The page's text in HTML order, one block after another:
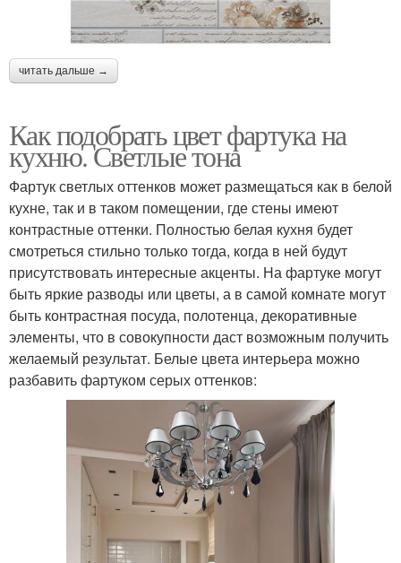
читать дальше →
Как подобрать цвет фартука на
кухню. Светлые тона
Фартук светлых оттенков может размещаться как в белой
кухне, так и в таком помещении, где стены имеют
контрастные оттенки. Полностью белая кухня будет
смотреться стильно только тогда, когда в ней будут
присутствовать интересные акценты. На фартуке могут
быть яркие разводы или цветы, а в самой комнате могут
быть контрастная посуда, полотенца, декоративные
элементы, что в совокупности даст возможным получить
желаемый результат. Белые цвета интерьера можно
разбавить фартуком серых оттенков: